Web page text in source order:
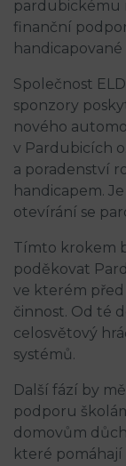
pardubickému
finanční
handicapované
Společnost
sponzory
nového
v Pardubicích
a poradenství
handicapem.
otevírání se
Tímto krokem
poděkovat
ve kterém
činnost. Od té
celosvětový
systémů.
Další fází by
podporu
domovům
které